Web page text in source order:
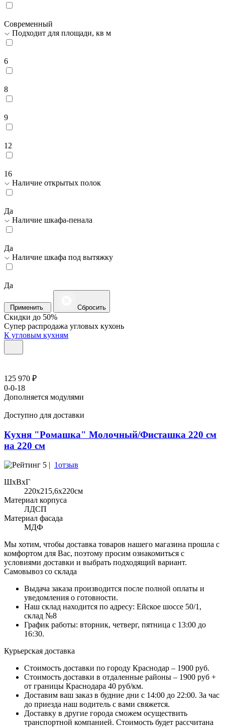
Современный
Подходит для площади, кв м
6
8
9
12
16
Наличие открытых полок
Да
Наличие шкафа-пенала
Да
Наличие шкафа под вытяжку
Да
Применить Сбросить
Скидки до 50%
Супер распродажа угловых кухонь
К угловым кухням
125 970 ₽
0-0-18
Дополняется модулями
Доступно для доставки
Кухня "Ромашка" Молочный/Фисташка 220 см
на 220 см
5 | 1отзыв
ШхВхГ
220x215,6х220см
Материал корпуса
ЛДСП
Материал фасада
МДФ
Мы хотим, чтобы доставка товаров нашего магазина прошла с
комфортом для Вас, поэтому просим ознакомиться с
условиями доставки и выбрать подходящий вариант.
Самовывоз со склада
Выдача заказа производится после полной оплаты и
уведомления о готовности.
Наш склад находится по адресу: Ейское шоссе 50/1,
склад №8
График работы: вторник, четверг, пятница с 13:00 до
16:30.
Курьерская доставка
Стоимость доставки по городу Краснодар – 1900 руб.
Стоимость доставки в отдаленные районы – 1900 руб +
от границы Краснодара 40 руб/км.
Доставим ваш заказ в будние дни с 14:00 до 22:00. За час
до приезда наш водитель с вами свяжется.
Доставку в другие города сможем осуществить
транспортной компанией. Стоимость будет рассчитана